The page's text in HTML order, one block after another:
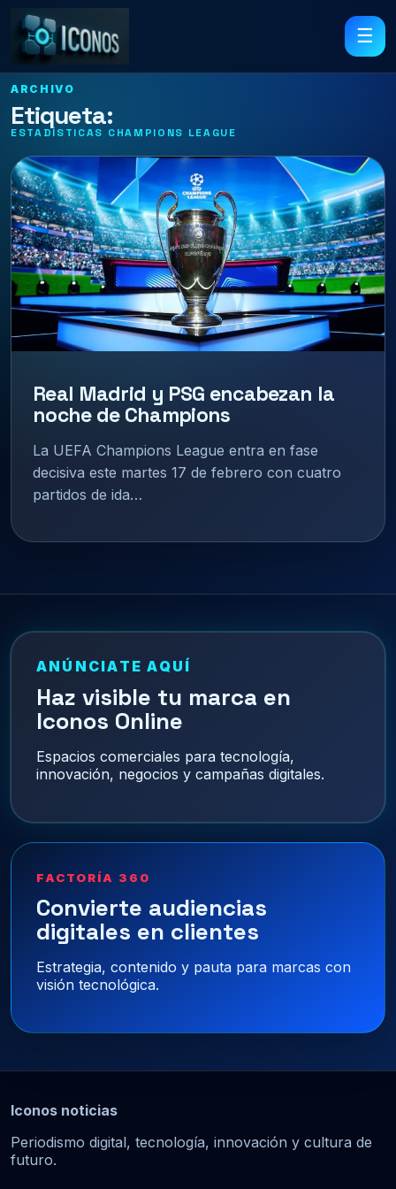
☰
ARCHIVO
Etiqueta:
ESTADÍSTICAS CHAMPIONS LEAGUE
Real Madrid y PSG encabezan la
noche de Champions
La UEFA Champions League entra en fase
decisiva este martes 17 de febrero con cuatro
partidos de ida…
ANÚNCIATE AQUÍ
Haz visible tu marca en
Iconos Online
Espacios comerciales para tecnología,
innovación, negocios y campañas digitales.
FACTORÍA 360
Convierte audiencias
digitales en clientes
Estrategia, contenido y pauta para marcas con
visión tecnológica.
Iconos noticias
Periodismo digital, tecnología, innovación y cultura de
futuro.